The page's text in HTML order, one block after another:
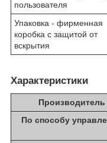
пользователя
Упаковка - фирменная
коробка с защитой от
вскрытия
Характеристики
Производитель
По способу